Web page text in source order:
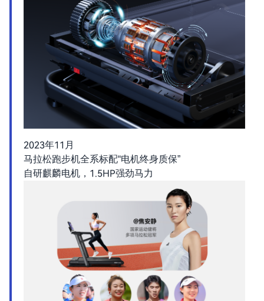
2023年11月
马拉松跑步机全系标配“电机终身质保”
自研麒麟电机，1.5HP强劲马力